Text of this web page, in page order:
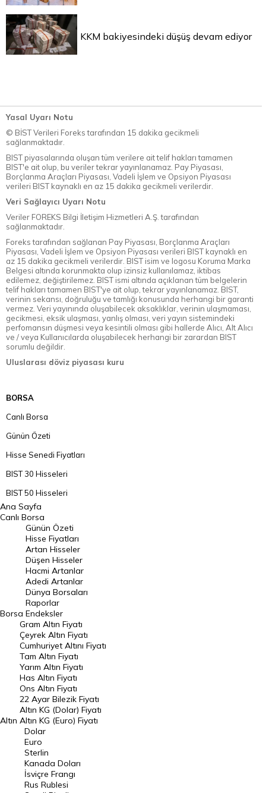
KKM bakiyesindeki düşüş devam ediyor
Yasal Uyarı Notu
© BİST Verileri Foreks tarafından 15 dakika gecikmeli
sağlanmaktadır.
BIST piyasalarında oluşan tüm verilere ait telif hakları tamamen
BIST'e ait olup, bu veriler tekrar yayınlanamaz. Pay Piyasası,
Borçlanma Araçları Piyasası, Vadeli İşlem ve Opsiyon Piyasası
verileri BIST kaynaklı en az 15 dakika gecikmeli verilerdir.
Veri Sağlayıcı Uyarı Notu
Veriler FOREKS Bilgi İletişim Hizmetleri A.Ş. tarafından
sağlanmaktadır.
Foreks tarafından sağlanan Pay Piyasası, Borçlanma Araçları
Piyasası, Vadeli İşlem ve Opsiyon Piyasası verileri BIST kaynaklı en
az 15 dakika gecikmeli verilerdir. BIST isim ve logosu Koruma Marka
Belgesi altında korunmakta olup izinsiz kullanılamaz, iktibas
edilemez, değiştirilemez. BIST ismi altında açıklanan tüm belgelerin
telif hakları tamamen BIST'ye ait olup, tekrar yayınlanamaz. BIST,
verinin sekansı, doğruluğu ve tamlığı konusunda herhangi bir garanti
vermez. Veri yayınında oluşabilecek aksaklıklar, verinin ulaşmaması,
gecikmesi, eksik ulaşması, yanlış olması, veri yayın sistemindeki
perfomansın düşmesi veya kesintili olması gibi hallerde Alıcı, Alt Alıcı
ve / veya Kullanıcılarda oluşabilecek herhangi bir zarardan BIST
sorumlu değildir.
Uluslarası döviz piyasası kuru
BORSA
Canlı Borsa
Günün Özeti
Hisse Senedi Fiyatları
BIST 30 Hisseleri
BIST 50 Hisseleri
BIST 100 Hisseleri
En Çok Artan Hisseler
En Çok Düşen Hisseler
Hacmi Artanlar
Geçmiş Kapanışlar
Dünya Borsaları
Raporlar
Endeksler
DÖVİZ
Döviz Kuru
Dolar Kuru
Euro Kuru
Pound Kuru
Frank Kuru
Riyal Kuru
Ana Sayfa
Canlı Borsa
Borsa
Günün Özeti
Hisse Fiyatları
Artan Hisseler
Düşen Hisseler
Hacmi Artanlar
Adedi Artanlar
Dünya Borsaları
Raporlar
Endeksler
Altın
Gram Altın Fiyatı
Çeyrek Altın Fiyatı
Cumhuriyet Altını Fiyatı
Tam Altın Fiyatı
Yarım Altın Fiyatı
Has Altın Fiyatı
Ons Altın Fiyatı
22 Ayar Bilezik Fiyatı
Altın KG (Dolar) Fiyatı
Altın KG (Euro) Fiyatı
Dolar
Euro
Sterlin
Kanada Doları
İsviçre Frangı
Rus Rublesi